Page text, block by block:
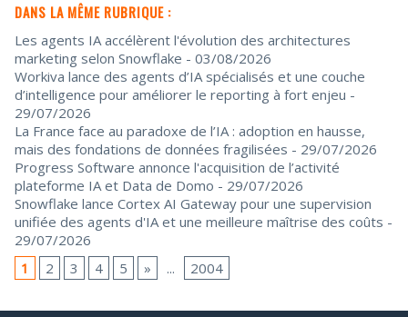
DANS LA MÊME RUBRIQUE :
Les agents IA accélèrent l'évolution des architectures
marketing selon Snowflake - 03/08/2026
Workiva lance des agents d’IA spécialisés et une couche
d’intelligence pour améliorer le reporting à fort enjeu -
29/07/2026
La France face au paradoxe de l’IA : adoption en hausse,
mais des fondations de données fragilisées - 29/07/2026
Progress Software annonce l'acquisition de l’activité
plateforme IA et Data de Domo - 29/07/2026
Snowflake lance Cortex AI Gateway pour une supervision
unifiée des agents d'IA et une meilleure maîtrise des coûts -
29/07/2026
1
2 3 4 5 » ... 2004